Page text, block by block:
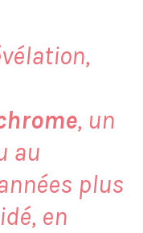
, un
au
plus
en